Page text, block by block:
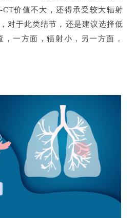
CT价值不大，还得承受较大辐射
对于此类结节，还是建议选择低
一方面，辐射小，另一方面，